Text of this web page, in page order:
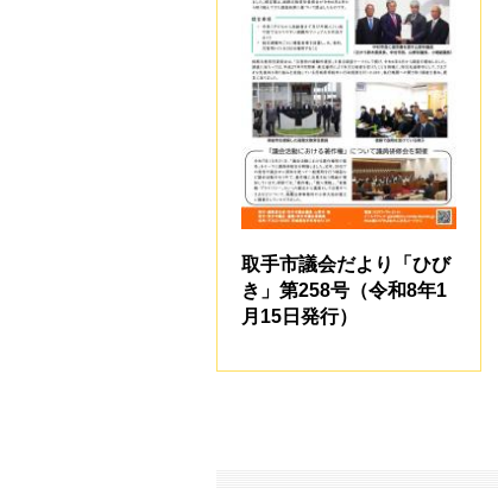
取手市議会だより「ひび
き」第258号（令和8年1
月15日発行）